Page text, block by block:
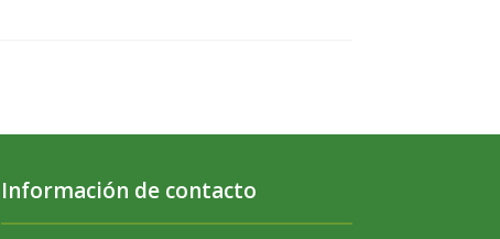
Información de contacto